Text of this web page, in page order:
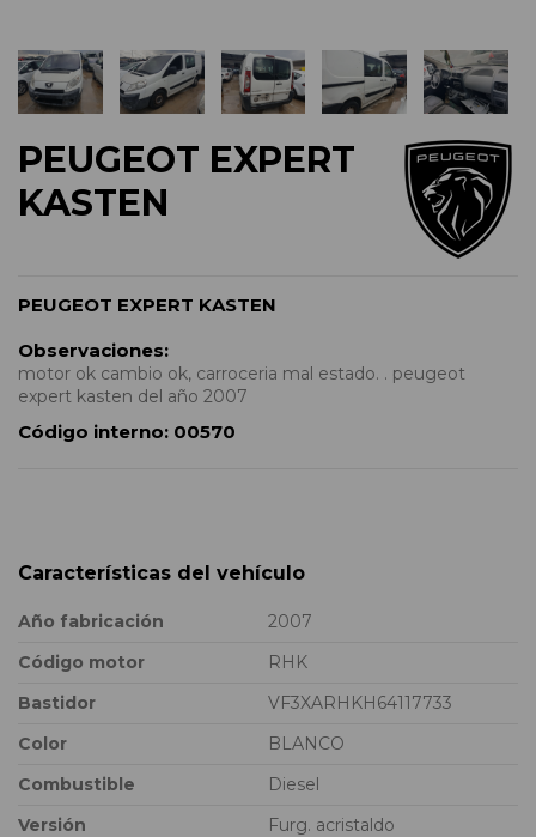
PEUGEOT EXPERT
KASTEN
PEUGEOT EXPERT KASTEN
Observaciones:
motor ok cambio ok, carroceria mal estado. . peugeot
expert kasten del año 2007
Código interno: 00570
Características del vehículo
Año fabricación
2007
Código motor
RHK
Bastidor
VF3XARHKH64117733
Color
BLANCO
Combustible
Diesel
Versión
Furg. acristaldo